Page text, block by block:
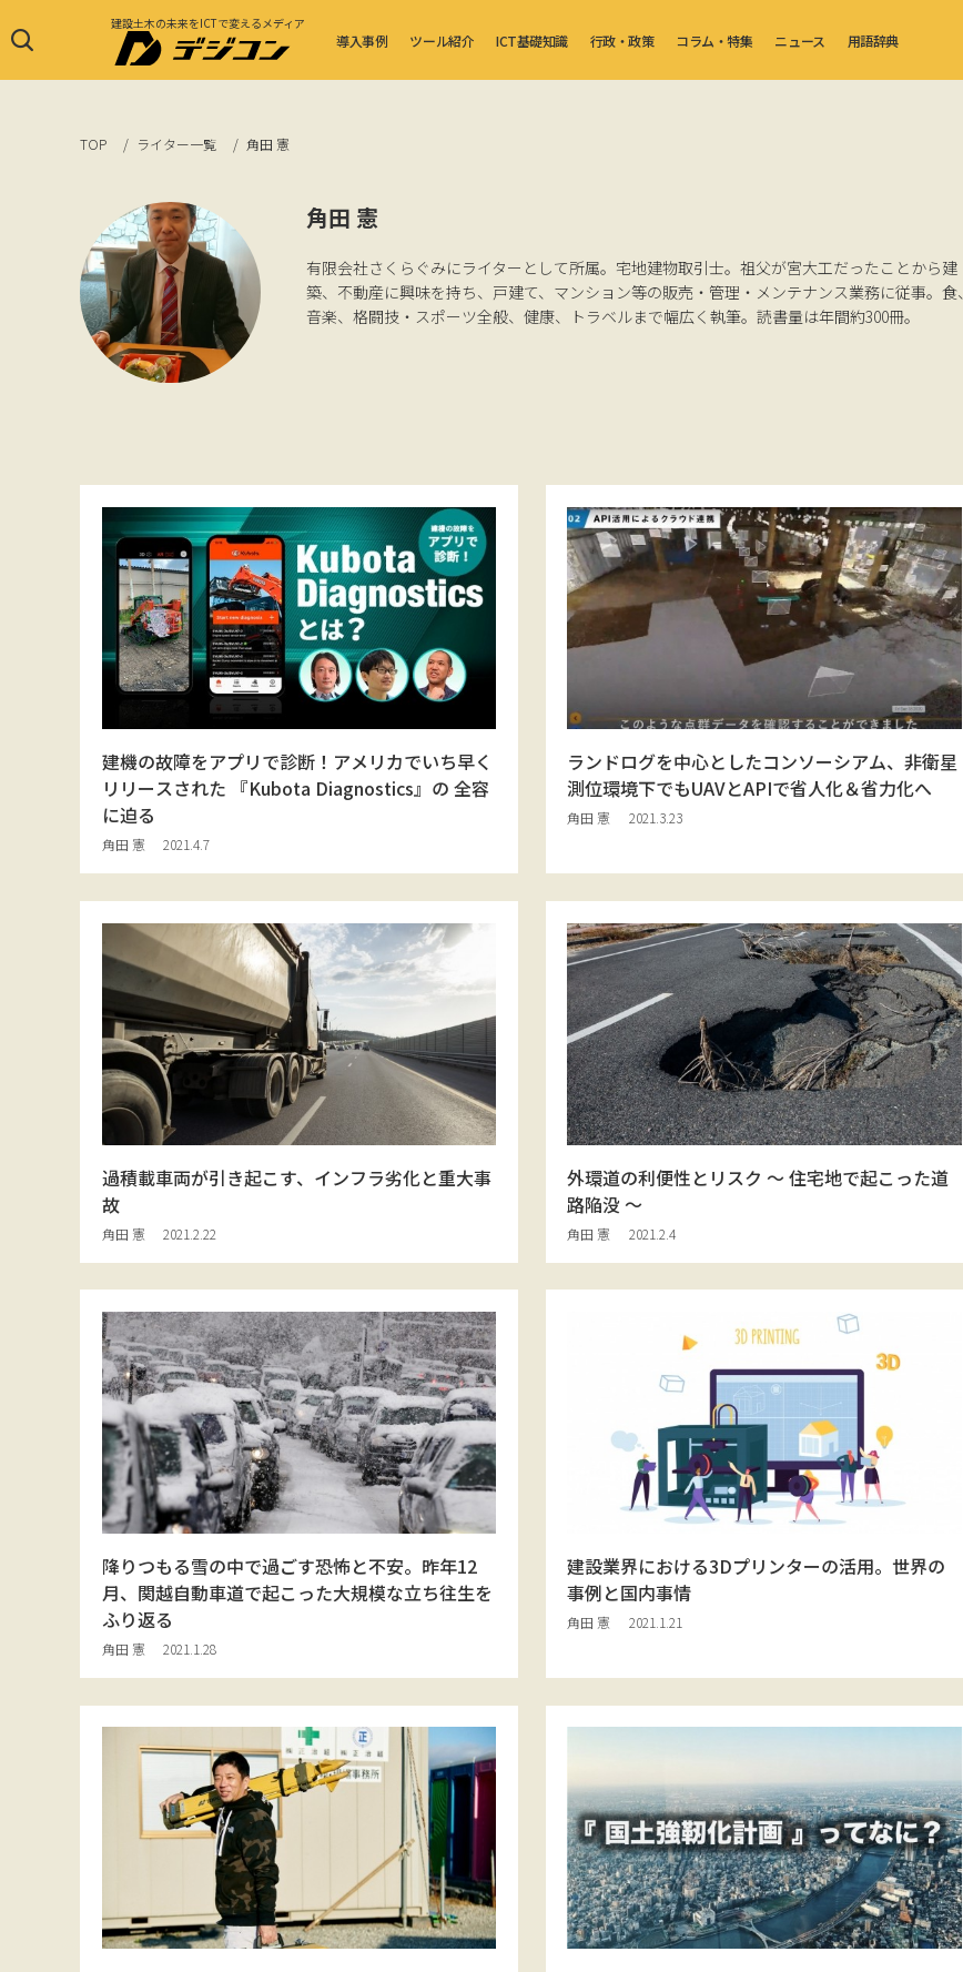
建設土木の未来をICTで変えるメディア
導入事例 ツール紹介 ICT基礎知識 行政・政策 コラム・特集 ニュース 用語辞典
TOP ライター一覧 角田 憲
角田 憲
有限会社さくらぐみにライターとして所属。宅地建物取引士。祖父が宮大工だったことから建
築、不動産に興味を持ち、戸建て、マンション等の販売・管理・メンテナンス業務に従事。食、
音楽、格闘技・スポーツ全般、健康、トラベルまで幅広く執筆。読書量は年間約300冊。
建機の故障をアプリで診断！アメリカでいち早く
リリースされた 『Kubota Diagnostics』の 全容
に迫る
角田 憲 2021.4.7
ランドログを中心としたコンソーシアム、非衛星
測位環境下でもUAVとAPIで省人化＆省力化へ
角田 憲 2021.3.23
過積載車両が引き起こす、インフラ劣化と重大事
故
角田 憲 2021.2.22
外環道の利便性とリスク 〜 住宅地で起こった道
路陥没 〜
角田 憲 2021.2.4
降りつもる雪の中で過ごす恐怖と不安。昨年12
月、関越自動車道で起こった大規模な立ち往生を
ふり返る
角田 憲 2021.1.28
建設業界における3Dプリンターの活用。世界の
事例と国内事情
角田 憲 2021.1.21